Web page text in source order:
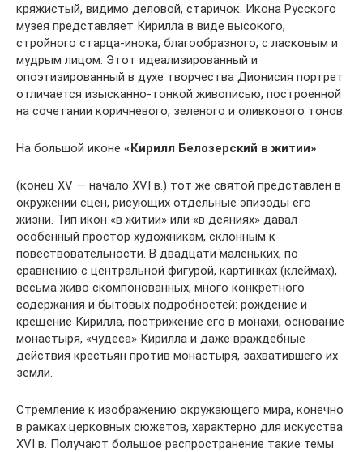
кряжистый, видимо деловой, старичок. Икона Русского
музея представляет Кирилла в виде высокого,
стройного старца-инока, благообразного, с ласковым и
мудрым лицом. Этот идеализированный и
опоэтизированный в духе творчества Дионисия портрет
отличается изысканно-тонкой живописью, построенной
на сочетании коричневого, зеленого и оливкового тонов.
На большой иконе «Кирилл Белозерский в житии»
(конец XV — начало XVI в.) тот же святой представлен в
окружении сцен, рисующих отдельные эпизоды его
жизни. Тип икон «в житии» или «в деяниях» давал
особенный простор художникам, склонным к
повествовательности. В двадцати маленьких, по
сравнению с центральной фигурой, картинках (клеймах),
весьма живо скомпонованных, много конкретного
содержания и бытовых подробностей: рождение и
крещение Кирилла, пострижение его в монахи, основание
монастыря, «чудеса» Кирилла и даже враждебные
действия крестьян против монастыря, захватившего их
земли.
Стремление к изображению окружающего мира, конечно
в рамках церковных сюжетов, характерно для искусства
XVI в. Получают большое распространение такие темы